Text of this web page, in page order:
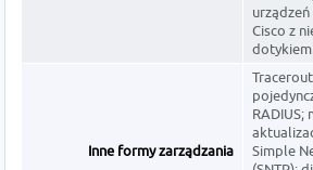
Cisco z
Inne formy zarządzania
Simple